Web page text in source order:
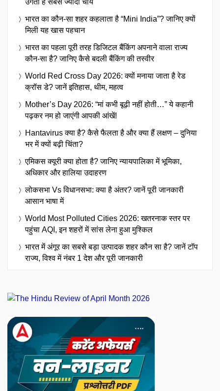
उगती है सबसे ज्यादा चाय
भारत का कौन-सा शहर कहलाता है “Mini India”? जानिए क्यों
मिली यह खास पहचान
भारत का पहला पूरी तरह डिजिटल बैंकिंग अपनाने वाला राज्य
कौन-सा है? जानिए कैसे बदली बैंकिंग की तस्वीर
World Red Cross Day 2026: क्यों मनाया जाता है रेड
क्रॉस डे? जानें इतिहास, थीम, महत्व
Mother’s Day 2026: “मां कभी बूढ़ी नहीं होती…” ये कहानी
पढ़कर नम हो जाएंगी आपकी आंखें!
Hantavirus क्या है? कैसे फैलता है और क्या हैं लक्षण – दुनिया
भर में क्यों बढ़ी चिंता?
एमिकस क्यूरी क्या होता है? जानिए न्यायपालिका में भूमिका,
अधिकार और हालिया उदाहरण
लोकसभा Vs विधानसभा: क्या है अंतर? जानें पूरी जानकारी
आसान भाषा में
World Most Polluted Cities 2026: खतरनाक स्तर पर
पहुंचा AQI, इन शहरों में सांस लेना हुआ मुश्किल
भारत में अंगूर का सबसे बड़ा उत्पादक शहर कौन सा है? जानें टॉप
राज्य, विश्व में नंबर 1 देश और पूरी जानकारी